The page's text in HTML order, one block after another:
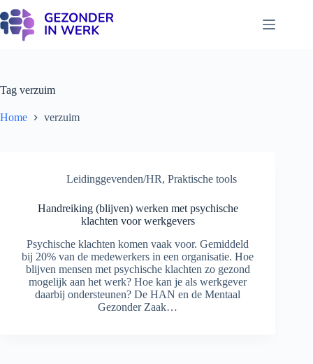
naar
de
inhoud
Tag verzuim
Home verzuim
Leidinggevenden/HR,Praktische tools
Handreiking (blijven) werken met psychische
klachten voor werkgevers
Psychische klachten komen vaak voor. Gemiddeld
bij 20% van de medewerkers in een organisatie. Hoe
blijven mensen met psychische klachten zo gezond
mogelijk aan het werk? Hoe kan je als werkgever
daarbij ondersteunen? De HAN en de Mentaal
Gezonder Zaak…